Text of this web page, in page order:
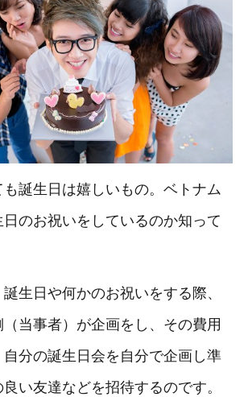
誕生日は嬉しいもの。ベトナム
のお祝いをしているのか知って
生日や何かのお祝いをする際、
当事者）が企画をし、その費用
分の誕生日会を自分で企画し準
い友達などを招待するのです。